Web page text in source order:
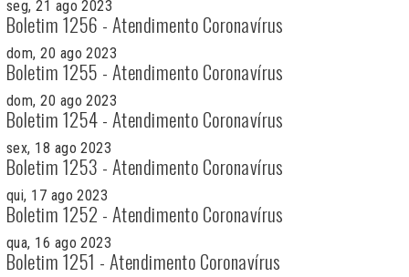
seg, 21 ago 2023
Boletim 1256 - Atendimento Coronavírus
dom, 20 ago 2023
Boletim 1255 - Atendimento Coronavírus
dom, 20 ago 2023
Boletim 1254 - Atendimento Coronavírus
sex, 18 ago 2023
Boletim 1253 - Atendimento Coronavírus
qui, 17 ago 2023
Boletim 1252 - Atendimento Coronavírus
qua, 16 ago 2023
Boletim 1251 - Atendimento Coronavírus